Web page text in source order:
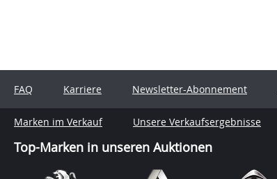
FAQ Karriere Newsletter-Abonnement
Marken im Verkauf Unsere Verkaufsergebnisse
Top-Marken in unseren Auktionen